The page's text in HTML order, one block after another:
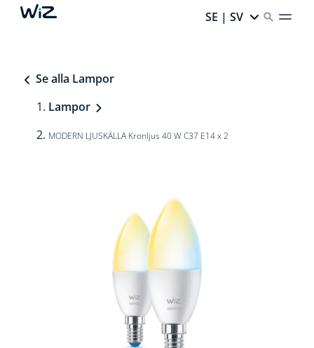
SE | SV
Se alla Lampor
Lampor
MODERN LJUSKÄLLA Kronljus 40 W C37 E14 x 2